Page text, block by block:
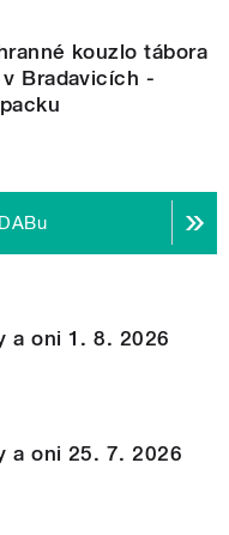
kouzlo tábora
Bradavicích -
a oni 1. 8. 2026
a oni 25. 7. 2026